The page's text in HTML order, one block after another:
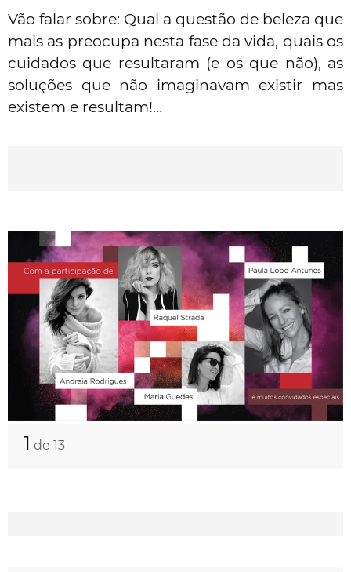
Vão falar sobre: Qual a questão de beleza que
mais as preocupa nesta fase da vida, quais os
cuidados que resultaram (e os que não), as
soluções que não imaginavam existir mas
existem e resultam!…
1 de 13